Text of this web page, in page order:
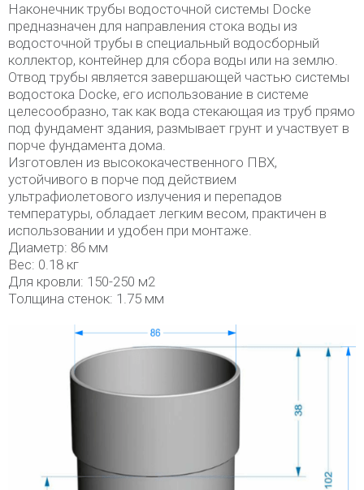
Наконечник трубы водосточной системы Docke
предназначен для направления стока воды из
водосточной трубы в специальный водосборный
коллектор, контейнер для сбора воды или на землю.
Отвод трубы является завершающей частью системы
водостока Docke, его использование в системе
целесообразно, так как вода стекающая из труб прямо
под фундамент здания, размывает грунт и участвует в
порче фундамента дома.
Изготовлен из высококачественного ПВХ,
устойчивого в порче под действием
ультрафиолетового излучения и перепадов
температуры, обладает легким весом, практичен в
использовании и удобен при монтаже.
Диаметр: 86 мм
Вес: 0.18 кг
Для кровли: 150-250 м2
Толщина стенок: 1.75 мм